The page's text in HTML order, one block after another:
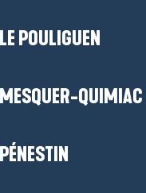
LE POULIGUEN
MESQUER-QUIMIAC
PÉNESTIN
débutants que confirmés.
cours adaptés à tous
et de
Dans ce décor
intense, bercée